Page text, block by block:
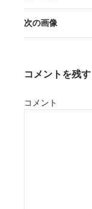
次の画像
コメントを残す
コメント